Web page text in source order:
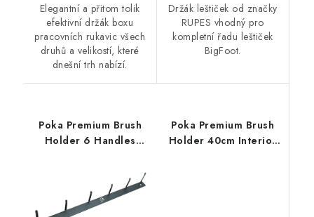
Elegantní a přitom tolik
efektivní držák boxu
pracovních rukavic všech
druhů a velikostí, které
dnešní trh nabízí.
Držák leštiček od značky
RUPES vhodný pro
kompletní řadu leštiček
BigFoot.
Poka Premium Brush
Holder 6 Handles
Poka Premium Brush
Holder 40cm Interior